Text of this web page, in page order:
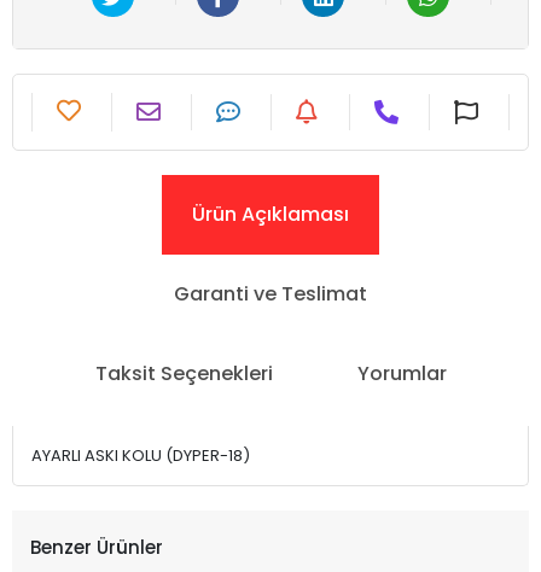
Ürün Açıklaması
Garanti ve Teslimat
Taksit Seçenekleri Yorumlar
AYARLI ASKI KOLU (DYPER-18)
Benzer Ürünler